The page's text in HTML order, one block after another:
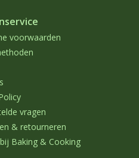
voorwaarden
vragen
& retourneren
Baking & Cooking